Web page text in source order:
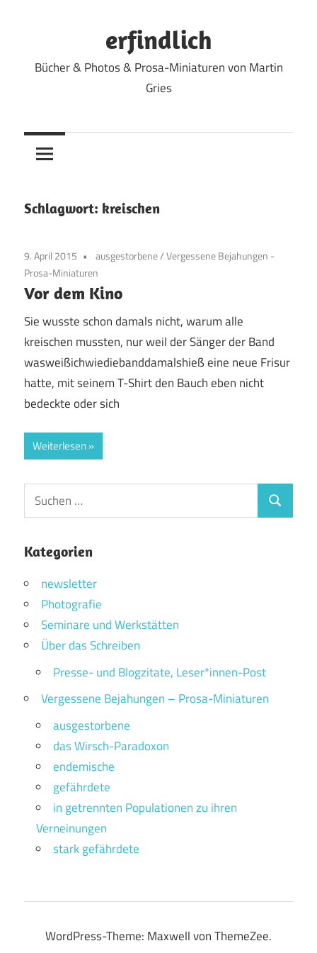
erfindlich
Bücher & Photos & Prosa-Miniaturen von Martin
Gries
Schlagwort: kreischen
9. April 2015 ausgestorbene/Vergessene Bejahungen -
Prosa-Miniaturen
Vor dem Kino
Sie wusste schon damals nicht, warum alle
kreischen mussten, nur weil der Sänger der Band
wasweißichwiediebanddamalshieß eine neue Frisur
hatte, mit seinem T-Shirt den Bauch eben nicht
bedeckte oder sich
Weiterlesen
Suchen
nach:
Suchen
Kategorien
newsletter
Photografie
Seminare und Werkstätten
Über das Schreiben
Presse- und Blogzitate, Leser*innen-Post
Vergessene Bejahungen – Prosa-Miniaturen
ausgestorbene
das Wirsch-Paradoxon
endemische
gefährdete
in getrennten Populationen zu ihren
Verneinungen
stark gefährdete
WordPress-Theme: Maxwell von ThemeZee.